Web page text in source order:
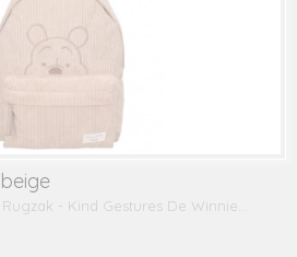
- Kind Gestures De Winnie…